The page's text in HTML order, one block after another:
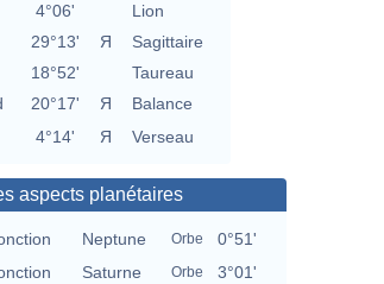
4°06'
Lion
29°13' Я
Sagittaire
18°52'
Taureau
20°17' Я
Balance
4°14' Я Verseau
aspects planétaires
Neptune Orbe
0°51'
Saturne Orbe
3°01'